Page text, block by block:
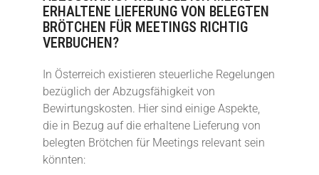
ERHALTENE LIEFERUNG VON BELEGTEN
BRÖTCHEN FÜR MEETINGS RICHTIG
VERBUCHEN?
In Österreich existieren steuerliche Regelungen
bezüglich der Abzugsfähigkeit von
Bewirtungskosten. Hier sind einige Aspekte,
die in Bezug auf die erhaltene Lieferung von
belegten Brötchen für Meetings relevant sein
könnten: